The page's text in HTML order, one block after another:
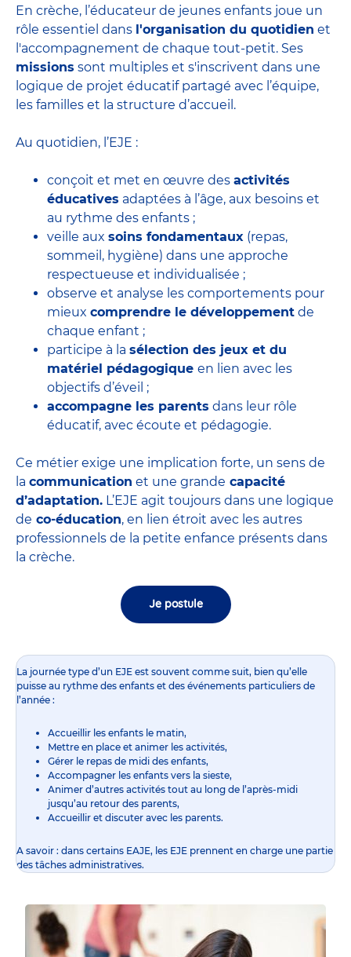
En crèche, l’éducateur de jeunes enfants joue un
rôle essentiel dans l'organisation du quotidien et
l'accompagnement de chaque tout-petit. Ses
missions sont multiples et s'inscrivent dans une
logique de projet éducatif partagé avec l’équipe,
les familles et la structure d’accueil.
Au quotidien, l’EJE :
conçoit et met en œuvre des activités
éducatives adaptées à l’âge, aux besoins et
au rythme des enfants ;
veille aux soins fondamentaux (repas,
sommeil, hygiène) dans une approche
respectueuse et individualisée ;
observe et analyse les comportements pour
mieux comprendre le développement de
chaque enfant ;
participe à la sélection des jeux et du
matériel pédagogique en lien avec les
objectifs d’éveil ;
accompagne les parents dans leur rôle
éducatif, avec écoute et pédagogie.
Ce métier exige une implication forte, un sens de
la communication et une grande capacité
d’adaptation. L’EJE agit toujours dans une logique
de co-éducation, en lien étroit avec les autres
professionnels de la petite enfance présents dans
la crèche.
Je postule
La journée type d’un EJE est souvent comme suit, bien qu’elle
puisse au rythme des enfants et des événements particuliers de
l’année :
Accueillir les enfants le matin,
Mettre en place et animer les activités,
Gérer le repas de midi des enfants,
Accompagner les enfants vers la sieste,
Animer d’autres activités tout au long de l’après-midi
jusqu’au retour des parents,
Accueillir et discuter avec les parents.
A savoir : dans certains EAJE, les EJE prennent en charge une partie
des tâches administratives.